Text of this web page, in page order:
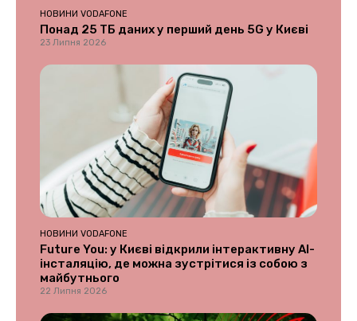
НОВИНИ VODAFONE
Понад 25 ТБ даних у перший день 5G у Києві
23 Липня 2026
НОВИНИ VODAFONE
Future You: у Києві відкрили інтерактивну AI-
інсталяцію, де можна зустрітися із собою з
майбутнього
22 Липня 2026